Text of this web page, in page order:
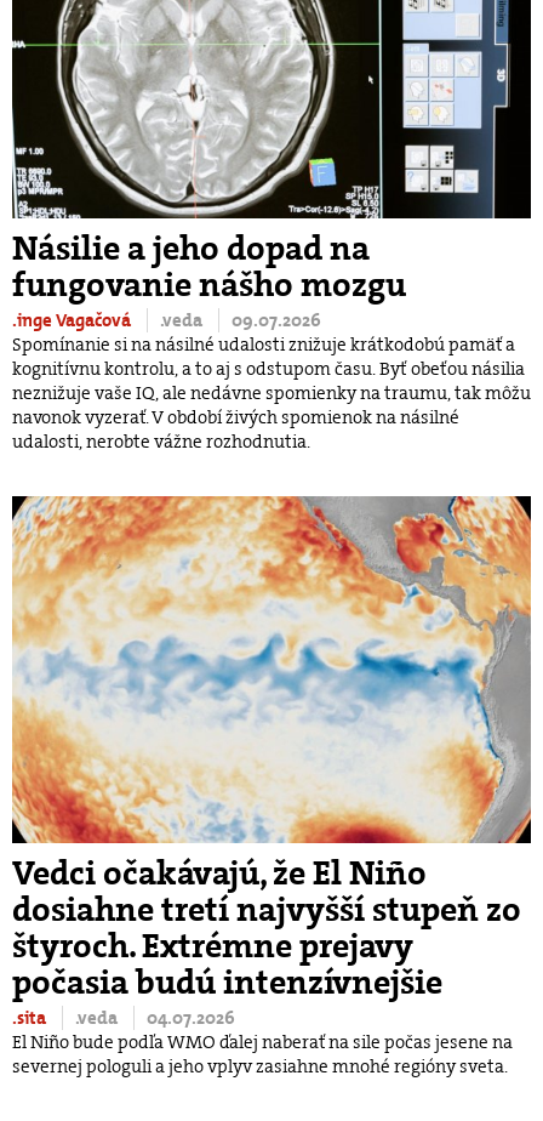
Násilie a jeho dopad na
fungovanie nášho mozgu
.inge Vagačová .veda
09.07.2026
Spomínanie si na násilné udalosti znižuje krátkodobú pamäť a
kognitívnu kontrolu, a to aj s odstupom času. Byť obeťou násilia
neznižuje vaše IQ, ale nedávne spomienky na traumu, tak môžu
navonok vyzerať. V období živých spomienok na násilné
udalosti, nerobte vážne rozhodnutia.
Vedci očakávajú, že El Niño
dosiahne tretí najvyšší stupeň zo
štyroch. Extrémne prejavy
počasia budú intenzívnejšie
.sita .veda
04.07.2026
El Niño bude podľa WMO ďalej naberať na sile počas jesene na
severnej pologuli a jeho vplyv zasiahne mnohé regióny sveta.